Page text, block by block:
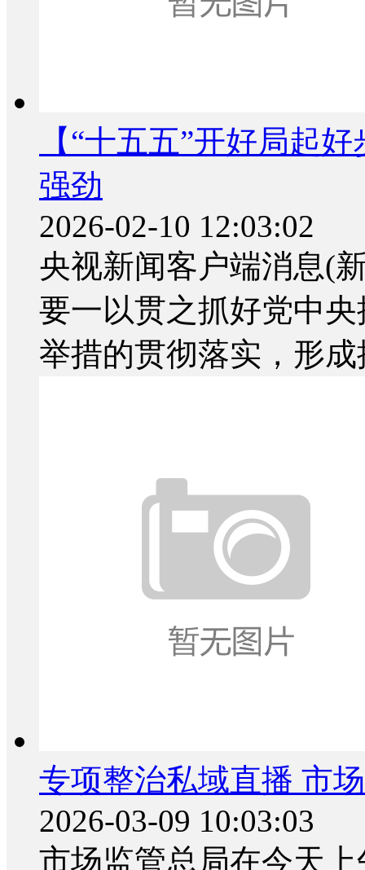
【“十五五”开好局起
强劲
2026-02-10 12:03:02
央视新闻客户端消息(
要一以贯之抓好党中
举措的贯彻落实，形成
专项整治私域直播 市
2026-03-09 10:03:03
市场监管总局在今天